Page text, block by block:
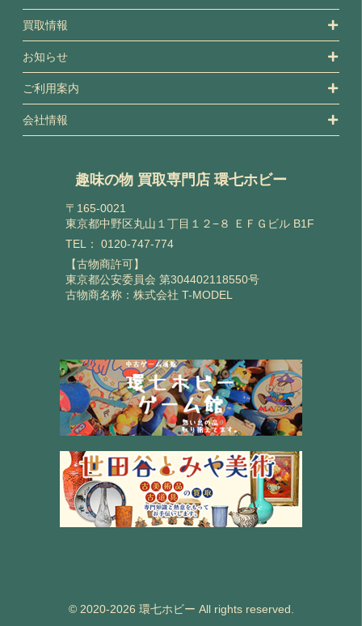
買取情報
お知らせ
ご利用案内
会社情報
趣味の物 買取専門店 環七ホビー
〒165-0021
東京都中野区丸山１丁目１２−８ ＥＦＧビル B1F
TEL： 0120-747-774
【古物商許可】
東京都公安委員会 第304402118550号
古物商名称：株式会社 T-MODEL
© 2020-2026 環七ホビー All rights reserved.